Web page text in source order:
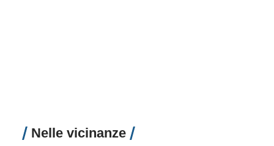
Nelle vicinanze